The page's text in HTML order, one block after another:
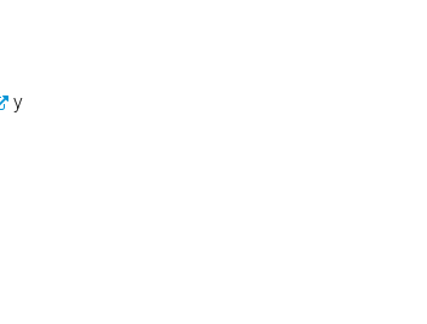
y